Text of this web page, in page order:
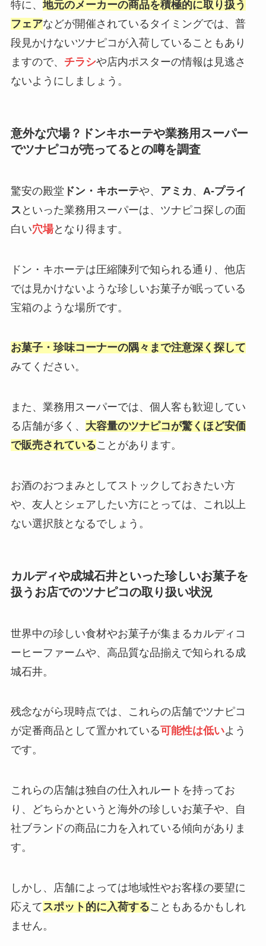
特に、地元のメーカーの商品を積極的に取り扱う
フェアなどが開催されているタイミングでは、普
段見かけないツナピコが入荷していることもあり
ますので、 チラシや店内ポスターの情報は見逃さ
ないようにしましょう。
意外な穴場？ドンキホーテや業務用スーパー
でツナピコが売ってるとの噂を調査
驚安の殿堂 ドン・キホーテや、 アミカ 、 A-プライ
ス といった業務用スーパーは、ツナピコ探しの面
白い穴場となり得ます。
ドン・キホーテは圧縮陳列で知られる通り、他店
では見かけないような珍しいお菓子が眠っている
宝箱のような場所です。
お菓子・珍味コーナーの隅々まで注意深く探して
みてください。
また、業務用スーパーでは、個人客も歓迎してい
る店舗が多く、 大容量のツナピコが驚くほど安価
で販売されていることがあります。
お酒のおつまみとしてストックしておきたい方
や、友人とシェアしたい方にとっては、これ以上
ない選択肢となるでしょう。
カルディや成城石井といった珍しいお菓子を
扱うお店でのツナピコの取り扱い状況
世界中の珍しい食材やお菓子が集まるカルディコ
ーヒーファームや、高品質な品揃えで知られる成
城石井。
残念ながら現時点では、これらの店舗でツナピコ
が定番商品として置かれている可能性は低いよう
です。
これらの店舗は独自の仕入れルートを持ってお
り、どちらかというと海外の珍しいお菓子や、自
社ブランドの商品に力を入れている傾向がありま
す。
しかし、店舗によっては地域性やお客様の要望に
応えてスポット的に入荷することもあるかもしれ
ません。